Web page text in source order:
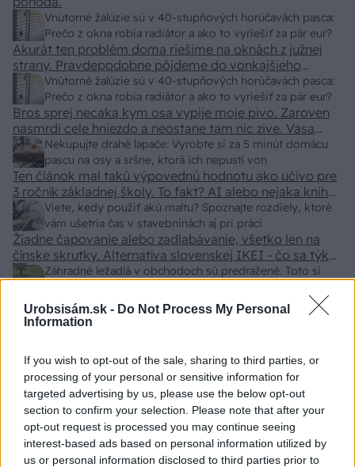
Urobsisám.sk - Do Not Process My Personal
Information
If you wish to opt-out of the sale, sharing to third parties, or
processing of your personal or sensitive information for
targeted advertising by us, please use the below opt-out
section to confirm your selection. Please note that after your
opt-out request is processed you may continue seeing
interest-based ads based on personal information utilized by
us or personal information disclosed to third parties prior to
Vnútorné žalúzie sú v 40-stupňových horúčavách pasca:
Prečo z okna robia radiátor a ako to vyriešiť za pár eur?
Vnútorné žalúzie sú v 40-stupňových horúčavách pasca:
Prečo z okna robia radiátor a ako to vyriešiť za pár eur?
Akurát ten problém doma riešime na oknách z južnej
strany. Pravdepodobne pôjdeme do vonkajšieho
tienenia na spôsob markízy 250x150cm. Čínsky
predajcovia idú okolo 100 eur kus.
Nekupujte drahé lapače: Vyrobte si za 5 minút domácu
pascu na osy a sršne, ktorá ich nepustí von
Bros sprej necaka kym osa vypije moje pivo. Zaroven
nasmrdi cele hniezdo a neostane tam nic zive. Vasa
pasca naucinke moc efektivne. Skor pritiahne slimaky
Viete, kedy použiť akú maltu? Spoznajte rozdiely, ktoré
vám ušetria čas v stavebninách aj pri práci
Ten článok mal takú výpovednú hodnotu ako učivo pre
3 ročník základnej školy. To fakt? AI alebo nejaka kniha
z VŠ? Dnešné rychlotvrdnuce malty - pevnosť 40 Mpa a
doba schnutia tak 15 minut , k tomu vodotesné s
kryštálikou. A rozdiel - schnutie a zretie. Nič?
Záhradné ležadlá v obchodoch sú predražené. Toto si
Žiadne čapovanie alebo zadlabávanie, všetko len na
čínske skrutky. Alternatíva slovenskej IKEI - čo sa týka
pevnosti. Autor si nedal veľa námahy s remeselným
predávaný v Kauflande alebo Lídli.